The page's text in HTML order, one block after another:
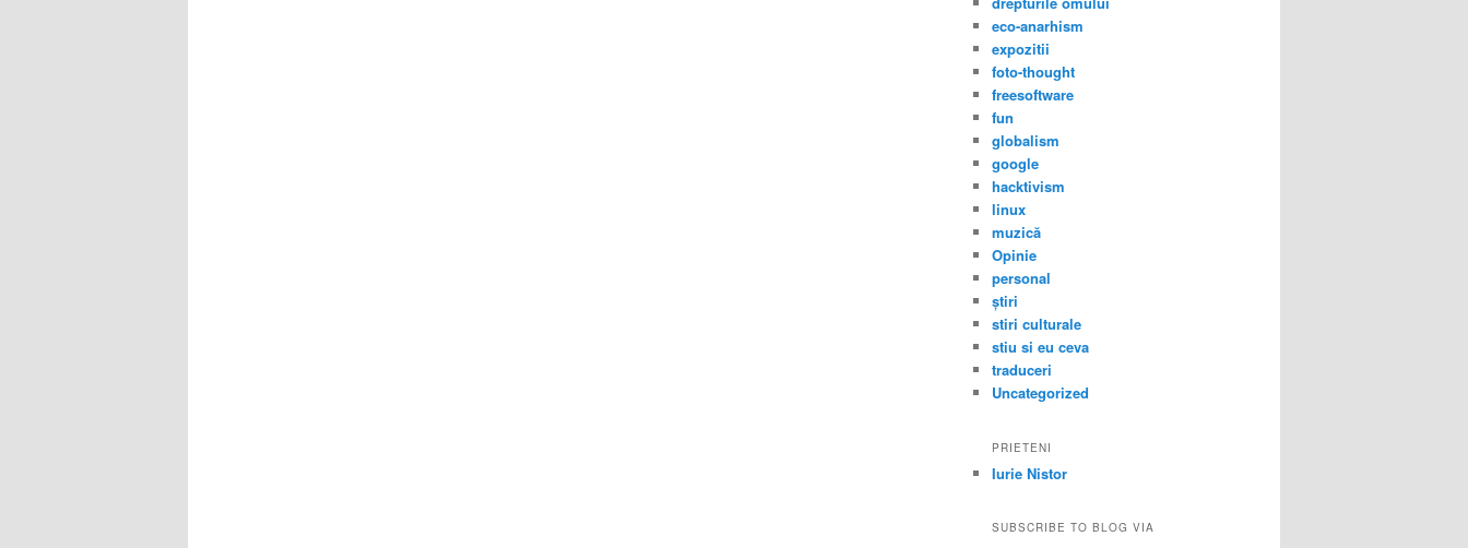
eco-anarhism
expozitii
foto-thought
freesoftware
fun
globalism
google
hacktivism
linux
muzică
Opinie
personal
știri
stiri culturale
stiu si eu ceva
traduceri
Uncategorized
PRIETENI
Iurie Nistor
SUBSCRIBE TO BLOG VIA